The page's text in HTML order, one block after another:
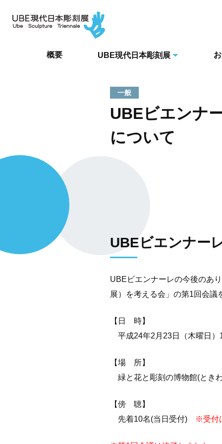
概要 UBE現代日本彫刻展
一般
UBEビエンナ
について
UBEビエンナー
UBEビエンナーレの今後のあ
展）を考える会」の第1回会議
【日 時】
平成24年2月23日（木曜日）
【場 所】
緑と花と彫刻の博物館(とき
【傍 聴】
先着10名(当日受付)
※受付